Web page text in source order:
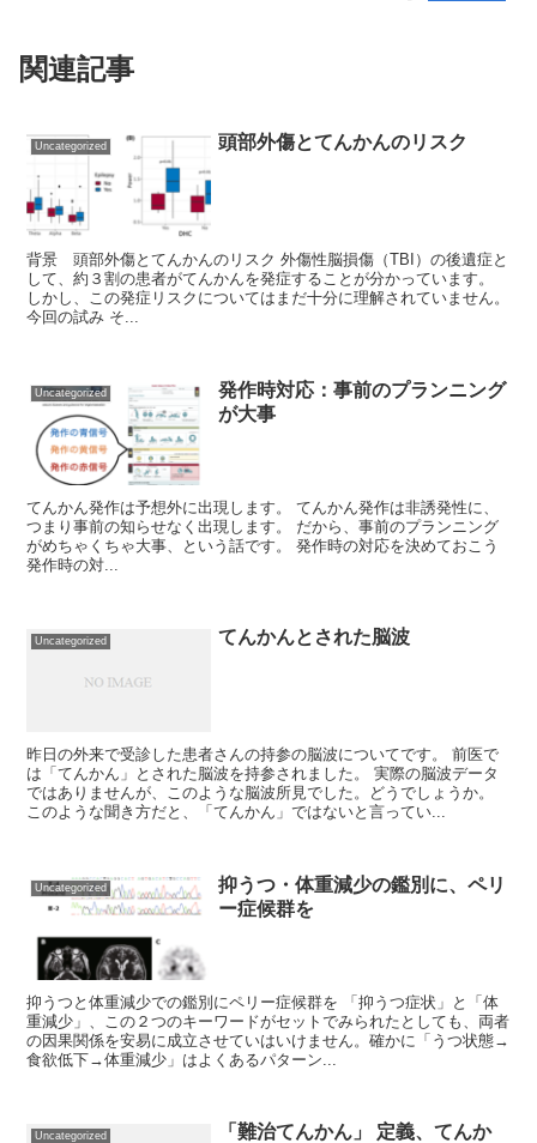
関連記事
Uncategorized 頭部外傷とてんかんのリスク
背景 頭部外傷とてんかんのリスク 外傷性脳損傷（TBI）の後遺症と
して、約３割の患者がてんかんを発症することが分かっています。
しかし、この発症リスクについてはまだ十分に理解されていません。
今回の試み そ...
Uncategorized
発作時対応：事前のプランニング
が大事
てんかん発作は予想外に出現します。 てんかん発作は非誘発性に、
つまり事前の知らせなく出現します。 だから、事前のプランニング
がめちゃくちゃ大事、という話です。 発作時の対応を決めておこう
発作時の対...
Uncategorized てんかんとされた脳波
昨日の外来で受診した患者さんの持参の脳波についてです。 前医で
は「てんかん」とされた脳波を持参されました。 実際の脳波データ
ではありませんが、このような脳波所見でした。どうでしょうか。
このような聞き方だと、「てんかん」ではないと言ってい...
Uncategorized
抑うつ・体重減少の鑑別に、ペリ
ー症候群を
抑うつと体重減少での鑑別にペリー症候群を 「抑うつ症状」と「体
重減少」、この２つのキーワードがセットでみられたとしても、両者
の因果関係を安易に成立させていはいけません。確かに「うつ状態→
食欲低下→体重減少」はよくあるパターン...
Uncategorized
「難治てんかん」 定義、てんか